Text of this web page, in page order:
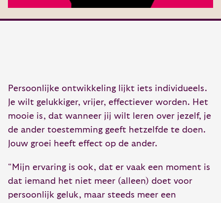
Persoonlijke ontwikkeling lijkt iets individueels.
Je wilt gelukkiger, vrijer, effectiever worden. Het
mooie is, dat wanneer jij wilt leren over jezelf, je
de ander toestemming geeft hetzelfde te doen.
Jouw groei heeft effect op de ander.
“Mijn ervaring is ook, dat er vaak een moment is
dat iemand het niet meer (alleen) doet voor
persoonlijk geluk, maar steeds meer een